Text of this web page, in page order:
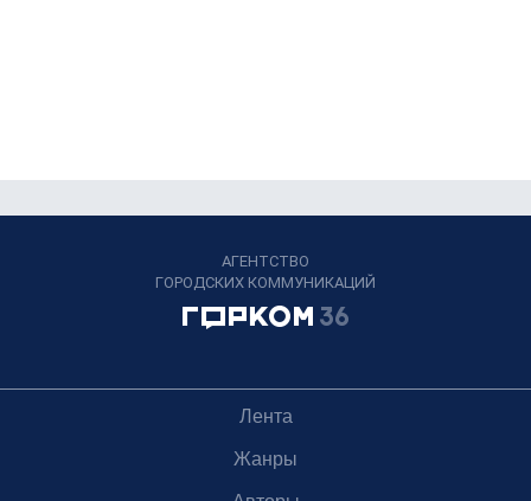
АГЕНТСТВО
ГОРОДСКИХ КОММУНИКАЦИЙ
Лента
Жанры